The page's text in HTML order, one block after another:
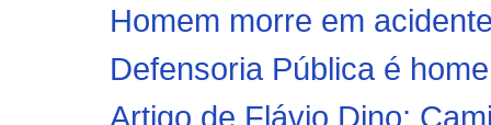
Homem morre em
Defensoria Pública é
Artigo de Flávio Dino: